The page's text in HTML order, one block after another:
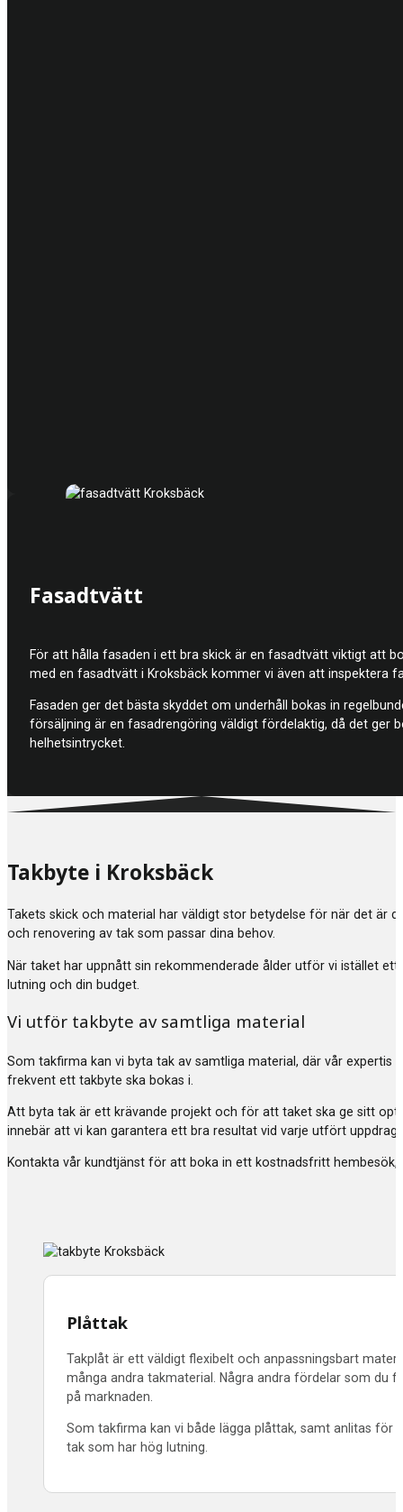
Fasadtvätt
För att hålla fasaden i ett bra skick är en fasadtvätt viktigt att
med en fasadtvätt i Kroksbäck kommer vi även att inspektera
Fasaden ger det bästa skyddet om underhåll bokas in
försäljning är en fasadrengöring väldigt fördelaktig, då det ger
helhetsintrycket.
Takbyte i Kroksbäck
Takets skick och material har väldigt stor betydelse för när det är
och renovering av tak som passar dina behov.
När taket har uppnått sin rekommenderade ålder utför vi istället
lutning och din budget.
Vi utför takbyte av samtliga material
Som takfirma kan vi byta tak av samtliga material, där vår
frekvent ett takbyte ska bokas i.
Att byta tak är ett krävande projekt och för att taket ska ge sitt
innebär att vi kan garantera ett bra resultat vid varje utfört
Kontakta vår kundtjänst för att boka in ett kostnadsfritt
Plåttak
Takplåt är ett väldigt flexibelt och anpassningsbart
många andra takmaterial. Några andra fördelar som du
på marknaden.
Som takfirma kan vi både lägga plåttak, samt anlitas
tak som har hög lutning.